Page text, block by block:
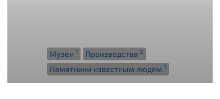
Музеи 1 Производства 2
Памятники известным людям 1